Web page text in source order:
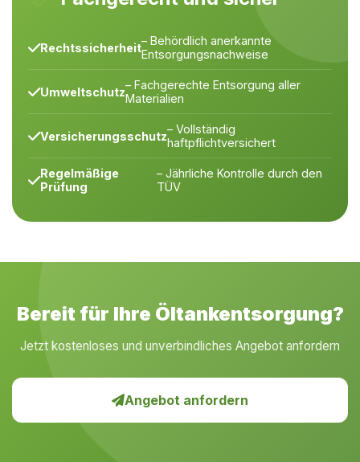
Rechtssicherheit– Behördlich anerkannte
Entsorgungsnachweise
Umweltschutz– Fachgerechte Entsorgung aller
Materialien
Versicherungsschutz– Vollständig
haftpflichtversichert
Regelmäßige
Prüfung
– Jährliche Kontrolle durch den
TÜV
Bereit für Ihre Öltankentsorgung?
Jetzt kostenloses und unverbindliches Angebot anfordern
Angebot anfordern